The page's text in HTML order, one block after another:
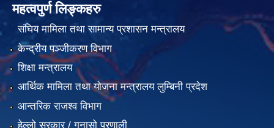
महत्वपुर्ण लिङ्कहरु
संघिय मामिला तथा सामान्य प्रशासन मन्त्रालय
केन्द्रीय पञ्जीकरण विभाग
शिक्षा मन्त्रालय
आर्थिक मामिला तथा योजना मन्त्रालय लुम्बिनी प्रदेश
आन्तरिक राजश्व विभाग
हेल्लो सरकार / गुनासो प्रणाली